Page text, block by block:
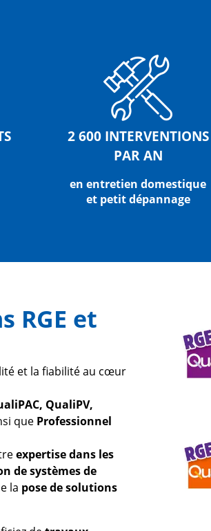
2 600 INTERVENTIONS
PAR AN
en entretien domestique
et petit dépannage
RGE et
et la fiabilité au cœur
QualiPV,
que Professionnel
expertise dans les
de systèmes de
la pose de solutions